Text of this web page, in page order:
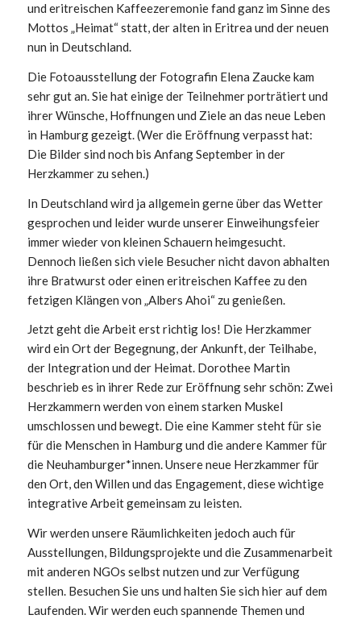
und eritreischen Kaffeezeremonie fand ganz im Sinne des
Mottos „Heimat“ statt, der alten in Eritrea und der neuen
nun in Deutschland.
Die Fotoausstellung der Fotografin Elena Zaucke kam
sehr gut an. Sie hat einige der Teilnehmer porträtiert und
ihrer Wünsche, Hoffnungen und Ziele an das neue Leben
in Hamburg gezeigt. (Wer die Eröffnung verpasst hat:
Die Bilder sind noch bis Anfang September in der
Herzkammer zu sehen.)
In Deutschland wird ja allgemein gerne über das Wetter
gesprochen und leider wurde unserer Einweihungsfeier
immer wieder von kleinen Schauern heimgesucht.
Dennoch ließen sich viele Besucher nicht davon abhalten
ihre Bratwurst oder einen eritreischen Kaffee zu den
fetzigen Klängen von „Albers Ahoi“ zu genießen.
Jetzt geht die Arbeit erst richtig los! Die Herzkammer
wird ein Ort der Begegnung, der Ankunft, der Teilhabe,
der Integration und der Heimat. Dorothee Martin
beschrieb es in ihrer Rede zur Eröffnung sehr schön: Zwei
Herzkammern werden von einem starken Muskel
umschlossen und bewegt. Die eine Kammer steht für sie
für die Menschen in Hamburg und die andere Kammer für
die Neuhamburger*innen. Unsere neue Herzkammer für
den Ort, den Willen und das Engagement, diese wichtige
integrative Arbeit gemeinsam zu leisten.
Wir werden unsere Räumlichkeiten jedoch auch für
Ausstellungen, Bildungsprojekte und die Zusammenarbeit
mit anderen NGOs selbst nutzen und zur Verfügung
stellen. Besuchen Sie uns und halten Sie sich hier auf dem
Laufenden. Wir werden euch spannende Themen und